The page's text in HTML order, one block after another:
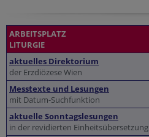
ARBEITSPLATZ
LITURGIE
aktuelles Direktorium
der Erzdiözese Wien
Messtexte und Lesungen
mit Datum-Suchfunktion
aktuelle Sonntagslesungen
in der revidierten Einheitsübersetzung